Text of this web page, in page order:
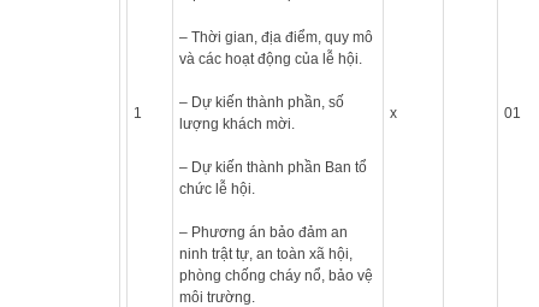
1
– Thời gian, địa điểm, quy mô
và các hoạt động của lễ hội.
– Dự kiến thành phần, số
lượng khách mời.
– Dự kiến thành phần Ban tổ
chức lễ hội.
– Phương án bảo đảm an
ninh trật tự, an toàn xã hội,
phòng chống cháy nổ, bảo vệ
môi trường.
x 01